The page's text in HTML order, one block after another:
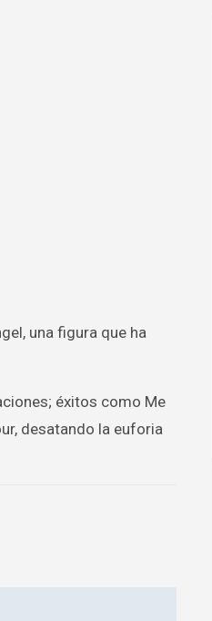
una figura que ha
éxitos como Me
desatando la euforia